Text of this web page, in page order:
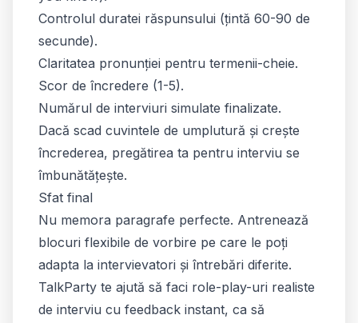
Controlul duratei răspunsului (țintă 60-90 de
secunde).
Claritatea pronunției pentru termenii-cheie.
Scor de încredere (1-5).
Numărul de interviuri simulate finalizate.
Dacă scad cuvintele de umplutură și crește
încrederea, pregătirea ta pentru interviu se
îmbunătățește.
Sfat final
Nu memora paragrafe perfecte. Antrenează
blocuri flexibile de vorbire pe care le poți
adapta la intervievatori și întrebări diferite.
TalkParty te ajută să faci role-play-uri realiste
de interviu cu feedback instant, ca să